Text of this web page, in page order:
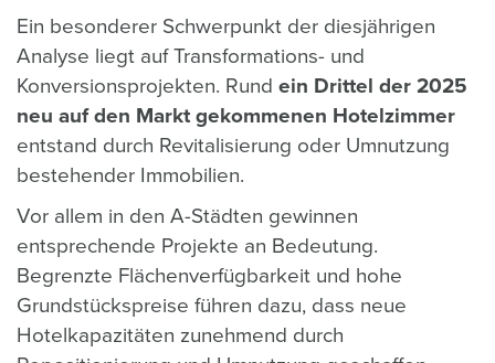
Ein besonderer Schwerpunkt der diesjährigen
Analyse liegt auf Transformations- und
Konversionsprojekten. Rund ein Drittel der 2025
neu auf den Markt gekommenen Hotelzimmer
entstand durch Revitalisierung oder Umnutzung
bestehender Immobilien.
Vor allem in den A-Städten gewinnen
entsprechende Projekte an Bedeutung.
Begrenzte Flächenverfügbarkeit und hohe
Grundstückspreise führen dazu, dass neue
Hotelkapazitäten zunehmend durch